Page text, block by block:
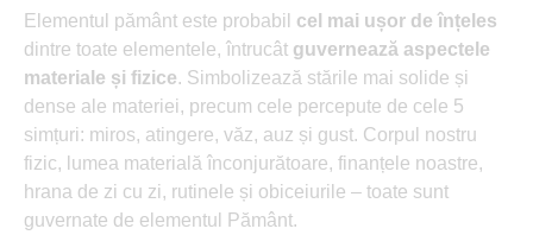
Elementul pământ este probabil cel mai ușor de înțeles
dintre toate elementele, întrucât guvernează aspectele
materiale și fizice. Simbolizează stările mai solide și
dense ale materiei, precum cele percepute de cele 5
simțuri: miros, atingere, văz, auz și gust. Corpul nostru
fizic, lumea materială înconjurătoare, finanțele noastre,
hrana de zi cu zi, rutinele și obiceiurile – toate sunt
guvernate de elementul Pământ.